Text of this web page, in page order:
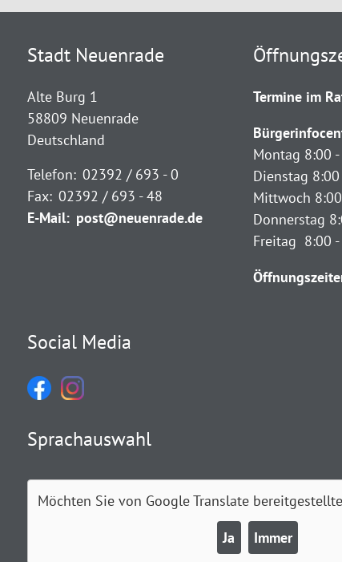
Stadt Neuenrade
Alte Burg 1
58809 Neuenrade
Deutschland
Telefon: 02392 / 693 - 0
Fax: 02392 / 693 - 48
E-Mail: post@neuenrade.de
Termine im
Montag 8:00
Dienstag
Mittwoch
Donnerstag
Freitag 8:00
Social Media
Sprachauswahl
Möchten Sie von Google Translate
Ja Immer